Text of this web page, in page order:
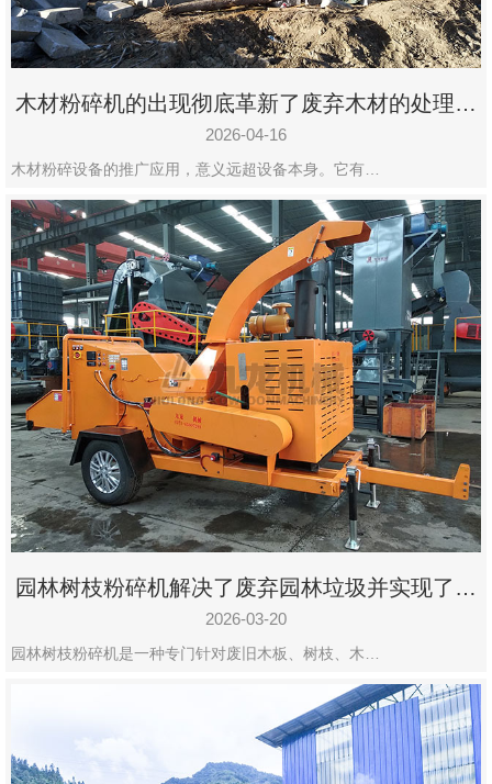
木材粉碎机的出现彻底革新了废弃木材的处理模
式
2026-04-16
木材粉碎设备的推广应用，意义远超设备本身。它有…
园林树枝粉碎机解决了废弃园林垃圾并实现了再
利用
2026-03-20
园林树枝粉碎机是一种专门针对废旧木板、树枝、木…